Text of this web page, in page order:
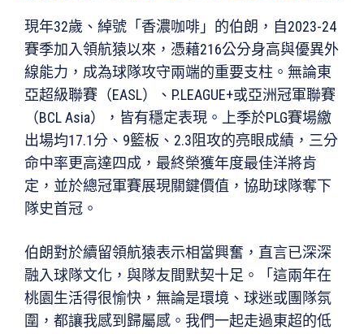
現年32歲、綽號「香濃咖啡」的伯朗，自2023-24
賽季加入領航猿以來，憑藉216公分身高與優異外
線能力，成為球隊攻守兩端的重要支柱。無論東
亞超級聯賽（EASL）、P.LEAGUE+或亞洲冠軍聯賽
（BCL Asia），皆有穩定表現。上季於PLG賽場繳
出場均17.1分、9籃板、2.3阻攻的亮眼成績，三分
命中率更高達四成，最終榮獲年度最佳洋將肯
定，並於總冠軍賽展現關鍵價值，協助球隊奪下
隊史首冠。
伯朗對於續留領航猿表示相當興奮，直言已深深
融入球隊文化，與隊友間默契十足。「這兩年在
桃園生活得很愉快，無論是環境、球迷或團隊氛
圍，都讓我感到歸屬感。我們一起走過東超的低